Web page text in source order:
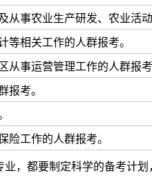
从事农业生产研发、农业活
等相关工作的人群报考。
从事运营管理工作的人群报考
报考。
险工作的人群报考。
，都要制定科学的备考计划